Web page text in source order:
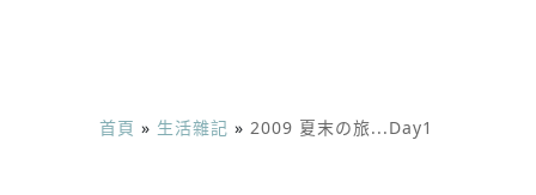
首頁 » 生活雜記 » 2009 夏末の旅...Day1